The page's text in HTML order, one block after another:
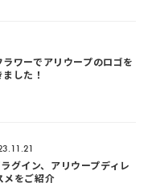
ワーでアリウープのロゴを
した！
グイン、アリウープディレ
メをご紹介